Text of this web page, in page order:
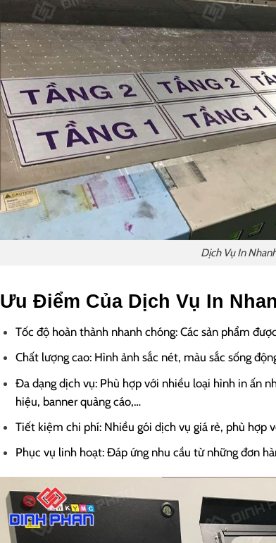
Dịch Vụ In
Ưu Điểm Của Dịch Vụ In
Tốc độ hoàn thành nhanh chóng: Các sản phẩm
Chất lượng cao: Hình ảnh sắc nét, màu sắc sống
Đa dạng dịch vụ: Phù hợp với nhiều loại hình in ấn
hiệu, banner quảng cáo,…
Tiết kiệm chi phí: Nhiều gói dịch vụ giá rẻ, phù hợp
Phục vụ linh hoạt: Đáp ứng nhu cầu từ những đơn